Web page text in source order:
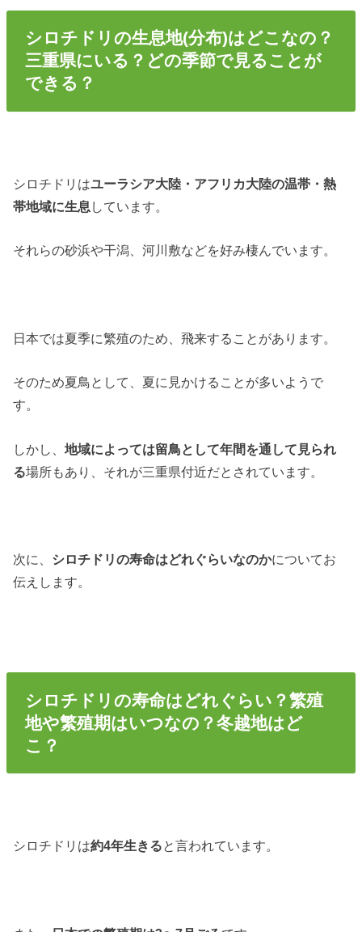
シロチドリの生息地(分布)はどこなの？
三重県にいる？どの季節で見ることが
できる？
シロチドリはユーラシア大陸・アフリカ大陸の温帯・熱
帯地域に生息 しています。
それらの砂浜や干潟、河川敷などを好み棲んでいます。
日本では夏季に繁殖のため、飛来することがあります。
そのため夏鳥として、夏に見かけることが多いようで
す。
しかし、地域によっては留鳥として年間を通して見られ
る場所もあり、それが三重県付近だとされています。
次に、 シロチドリの寿命はどれぐらいなのかについてお
伝えします。
シロチドリの寿命はどれぐらい？繁殖
地や繁殖期はいつなの？冬越地はど
こ？
シロチドリは約4年生きると言われています。